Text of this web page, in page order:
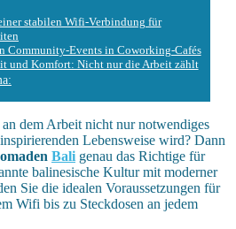
stabilen Wifi-Verbindung für
Community-Events in Coworking-Cafés
und Komfort: Nicht nur die Arbeit zählt
dem Arbeit nicht nur notwendiges
Lebensweise wird? Dann
Bali genau das Richtige für
balinesische Kultur mit moderner
Sie die idealen Voraussetzungen für
Wifi bis zu Steckdosen an jedem